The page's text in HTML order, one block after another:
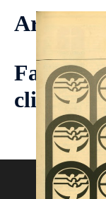
Artigos
Faça
clicando